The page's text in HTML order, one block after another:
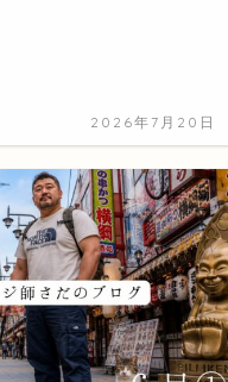
2026年7月20日